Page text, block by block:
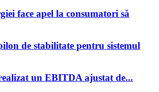
face apel la consumatori să
de stabilitate pentru sistemul
un EBITDA ajustat de...